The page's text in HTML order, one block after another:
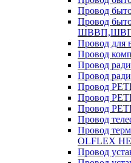
Провод
Провод
Провод для
Провод
Провод
Провод
Провод
Провод
Провод
Провод
Провод
OLFLEX
Провод